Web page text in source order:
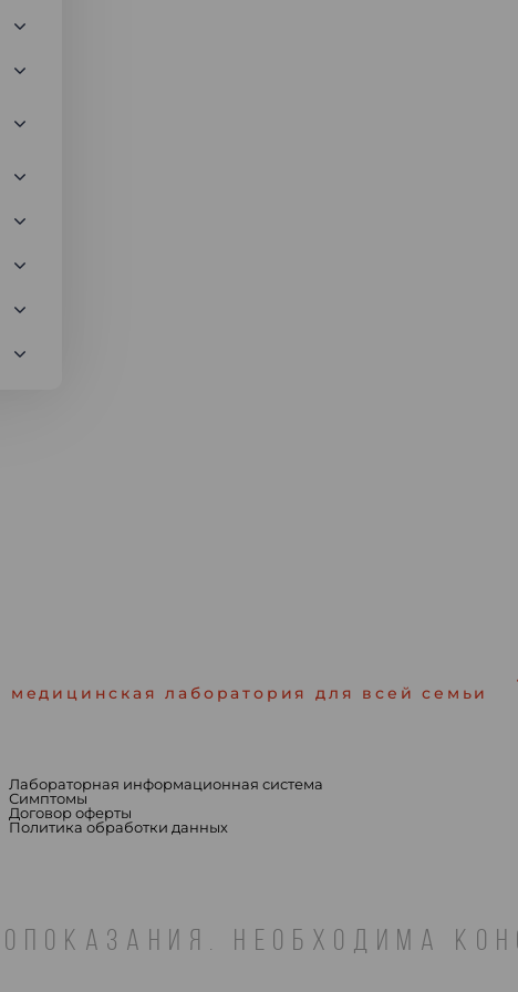
медицинская лаборатория для всей семьи
Лабораторная информационная система
Симптомы
Договор оферты
Политика обработки данных
НЕОБХОДИМА